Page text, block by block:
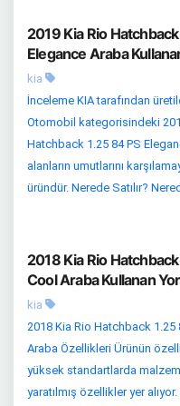
2019 Kia Rio
Elegance Araba
kia
İnceleme KIA tarafından
Otomobil kategorisindeki
Hatchback 1.25 84 PS
alanların umutlarını
üründür. Nerede Satılır?
2018 Kia Rio
Cool Araba Kullanan
kia
2018 Kia Rio Hatchback 1.25
Araba Özellikleri Ürünün
yüksek standartlarda
yaratılmış özellikler yer alıyor.